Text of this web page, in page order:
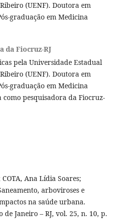
(UENF). Doutora em
graduação em Medicina
da Fiocruz-RJ
pela Universidade Estadual
(UENF). Doutora em
graduação em Medicina
pesquisadora da Fiocruz-
Ana Lídia Soares;
arboviroses e
na saúde urbana.
de Janeiro – RJ, vol. 25, n. 10, p.